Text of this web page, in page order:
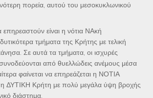
πορεία, αυτού του μεσοκυκλωνικού
είναι η νότια ΝΑκή
τμήματα της Κρήτης με τελική
Σε αυτά τα τμήματα, οι ισχυρές
από θυελλώδεις ανέμους μέσα
φαίνεται να επηρεάζεται η ΝΟΤΙΑ
ΔΥΤΙΚΗ Κρήτη με πολύ μεγάλα ύψη βροχής
διάστημα.